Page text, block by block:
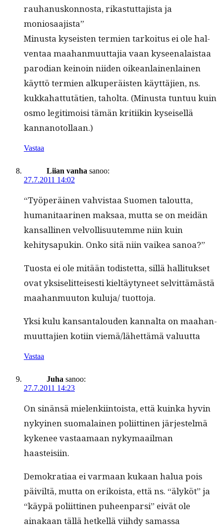
rauhanuskon­nos­ta, rikas­tut­ta­jista ja
moniosaajista”
Minus­ta kyseis­ten ter­mien tarkoi­tus ei ole hal­
ven­taa maa­han­muut­ta­jia vaan kyseenalais­taa
par­o­di­an keinoin niiden oikean­lainen­lainen
käyt­tö ter­mien alku­peräis­ten käyt­täjien, ns.
kukka­hat­tutä­tien, tahol­ta. (Minus­ta tun­tuu kuin
osmo legit­i­moisi tämän kri­ti­ikin kyseisel­lä
kannanotollaan.)
Vastaa
Liian vanha sanoo:
27.7.2011 14:02
“Työperäi­nen vahvis­taa Suomen talout­ta,
human­i­taari­nen mak­saa, mut­ta se on mei­dän
kansalli­nen velvol­lisu­utemme niin kuin
kehi­tys­a­pukin. Onko sitä niin vaikea sanoa?”
Tuos­ta ei ole mitään todis­tet­ta, sil­lä hal­li­tuk­set
ovat yksiselit­teis­es­ti kieltäy­tyneet selvit­tämästä
maa­han­muu­ton kuluja/ tuottoja.
Yksi kulu kansan­talouden kannal­ta on maa­han­
muut­ta­jien koti­in viemä/lähettämä valuutta
Vastaa
Juha sanoo:
27.7.2011 14:23
On sinän­sä mie­lenki­in­toista, että kuin­ka hyvin
nykyi­nen suo­ma­lainen poli­it­ti­nen jär­jestelmä
kyke­nee vas­taa­maan nyky­maail­man
haasteisiin.
Demokra­ti­aa ei var­maan kukaan halua pois
päiviltä, mut­ta on erikoista, että ns. “älyköt” ja
“käypä poli­it­ti­nen puheen­par­si” eivät ole
ainakaan täl­lä het­kel­lä viihdy samas­sa